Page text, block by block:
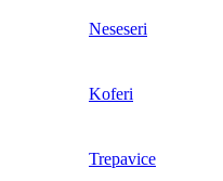
Neseseri
Koferi
Trepavice